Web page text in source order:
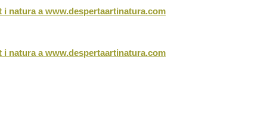
i natura awww.despertaartinatura.com
natura a www.despertaartinatura.com